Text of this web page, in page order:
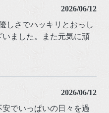
2026/06/12
しさでハッキリとおっし
ました。また元気に頑
2026/06/12
でいっぱいの日々を過